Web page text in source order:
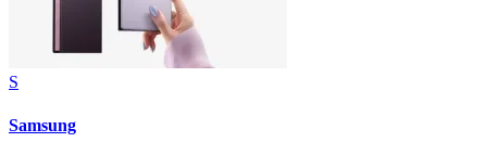
S
Samsung